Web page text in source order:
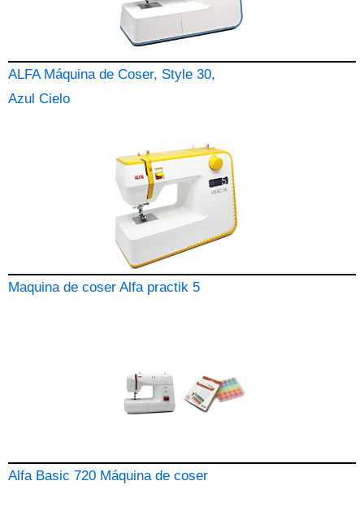
ALFA Máquina de Coser, Style 30,
Azul Cielo
Maquina de coser Alfa practik 5
Alfa Basic 720 Máquina de coser